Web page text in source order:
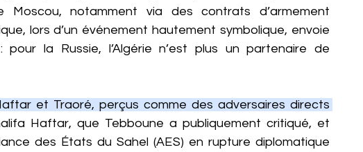
Moscou, notamment via des contrats d’armement
lors d’un événement hautement symbolique, envoie
la Russie, l’Algérie n’est plus un partenaire de
et Traoré, perçus comme des adversaires directs
Haftar, que Tebboune a publiquement critiqué, et
des États du Sahel (AES) en rupture diplomatique